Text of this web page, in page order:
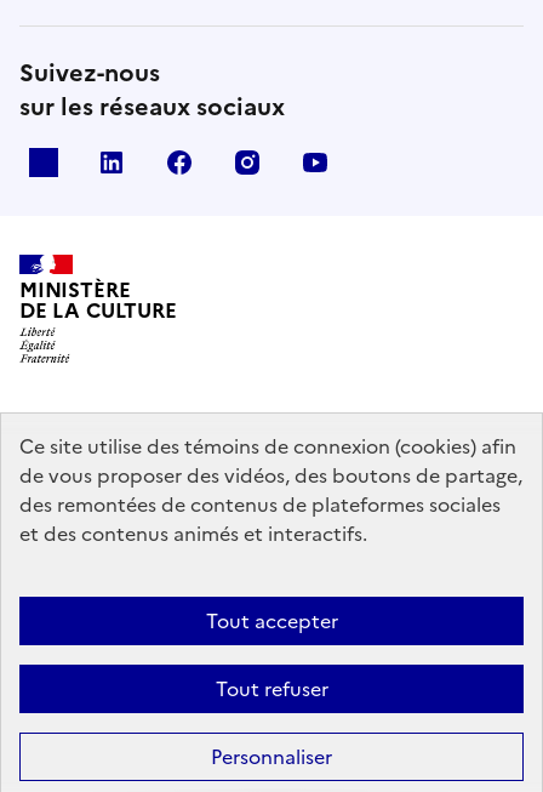
Ce site utilise des témoins de connexion (cookies) afin
de vous proposer des vidéos, des boutons de partage,
des remontées de contenus de plateformes sociales
et des contenus animés et interactifs.
Tout accepter
Tout refuser
Personnaliser
Suivez-nous
sur les réseaux sociaux
linkedin facebook instagram
MINISTÈRE
DE LA CULTURE
data.gouv.fr legifrance.gouv.fr
info.gouv.fr
service-public.gouv.fr
Mentions légales Accessibilité : partiellement conforme
Politique
d’utilisation des témoins de connexion (cookies)
Plan du site
Sauf mention contraire, tous les contenus de ce site sont sous